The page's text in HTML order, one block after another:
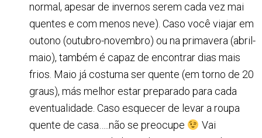
normal, apesar de invernos serem cada vez mai
quentes e com menos neve). Caso você viajar em
outono (outubro-novembro) ou na primavera (abril-
maio), também é capaz de encontrar dias mais
frios. Maio já costuma ser quente (em torno de 20
graus), más melhor estar preparado para cada
eventualidade. Caso esquecer de levar a roupa
quente de casa…..não se preocupe
Vai